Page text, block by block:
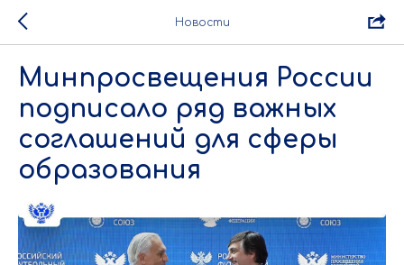
Новости
Минпросвещения России
подписало ряд важных
соглашений для сферы
образования